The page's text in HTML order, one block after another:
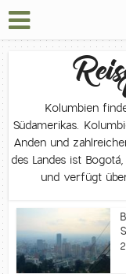
Kolumbien
Südamerikas.
Anden und
des Landes ist
und verfügt